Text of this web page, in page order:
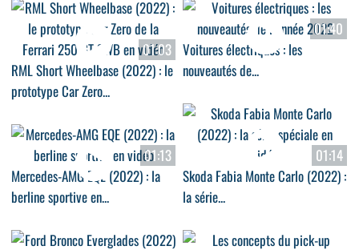
01:03
RML Short Wheelbase (2022) : le
prototype Car Zero...
01:40
Voitures électriques : les
nouveautés de...
01:14
Skoda Fabia Monte Carlo (2022) :
la série...
01:13
Mercedes-AMG EQE (2022) : la
berline sportive en...